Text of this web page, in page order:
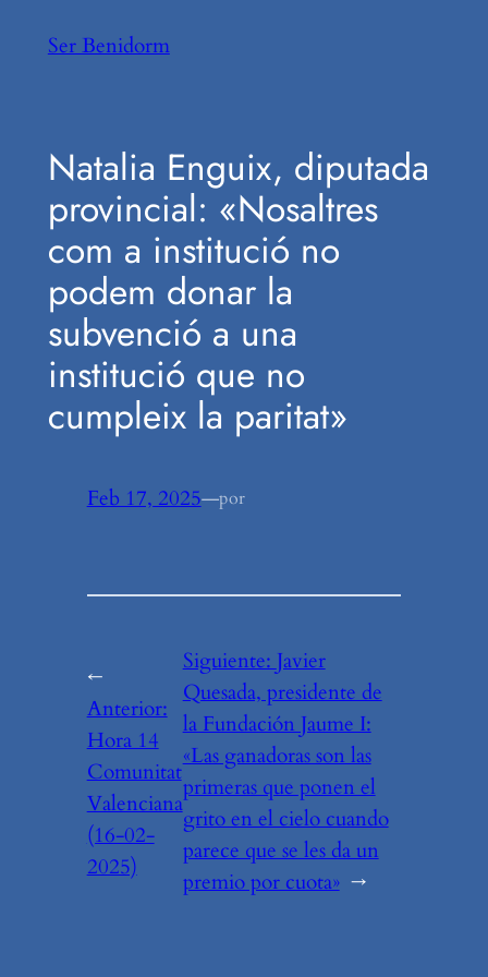
Ser Benidorm
Natalia Enguix, diputada
provincial: «Nosaltres
com a institució no
podem donar la
subvenció a una
institució que no
cumpleix la paritat»
Feb 17, 2025—por
←
Anterior:
Hora 14
Comunitat
Valenciana
(16-02-
2025)
Siguiente: Javier
Quesada, presidente de
la Fundación Jaume I:
«Las ganadoras son las
primeras que ponen el
grito en el cielo cuando
parece que se les da un
premio por cuota» →